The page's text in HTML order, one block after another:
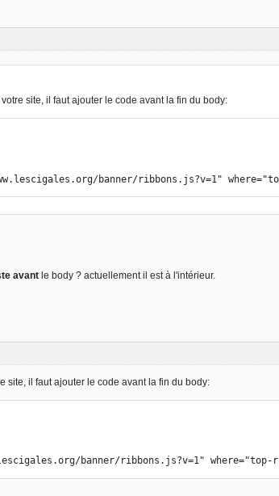
site, il faut ajouter le code avant la fin du body:
banner/ribbons.js?v=1"
avant le body ? actuellement il est à l'intérieur.
site, il faut ajouter le code avant la fin du body:
banner/ribbons.js?v=1"